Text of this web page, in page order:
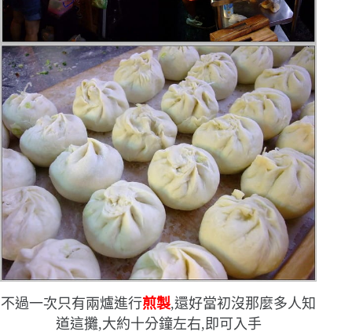
不過一次只有兩爐進行煎製,還好當初沒那麼多人知
道這攤,大約十分鐘左右,即可入手